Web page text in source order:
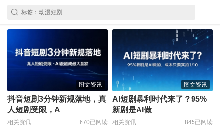
图文资讯
抖音短剧3分钟新规落地，真
人短剧受限，A
相关资讯 670已阅读
图文资讯
AI短剧暴利时代来了？95%
新剧是AI做
相关资讯 845已阅读